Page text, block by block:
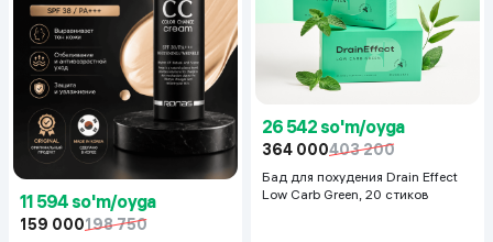
11 594 so'm/oyga
159 000198 750
26 542 so'm/oyga
364 000403 200
Бад для похудения Drain Effect
Low Carb Green, 20 стиков